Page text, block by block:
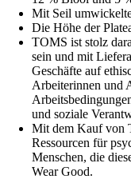
Mit Seil
Die Höhe der
TOMS ist stolz
sein und mit
Geschäfte auf
Arbeiterinnen und
und soziale
Mit dem Kauf von
Ressourcen für
Menschen, die
Wear Good.